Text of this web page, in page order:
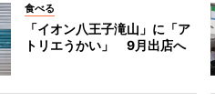
食べる
「イオン八王子滝山」に「ア
トリエうかい」 9月出店へ